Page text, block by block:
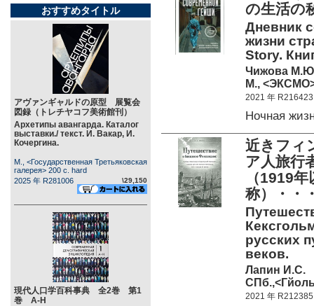
おすすめタイトル
アヴァンギャルドの原型 展覧会
図録（トレチヤコフ美術館刊）
Архетипы авангарда. Каталог
выставки./ текст. И. Вакар, И.
Кочергина.
М., <Государственная Третьяковская
галерея> 200 c. hard
2025 年 R281006
\29,150
現代人口学百科事典 全2巻 第1
巻 А-Н
の生活の
Дневник
жизни
Story.
Чижова
М.,
2021 年 R216423
Ночная
近きフィ
ア人旅行
（1919
称）・・
русских
веков.
Лапин И.С.
2021 年 R212385